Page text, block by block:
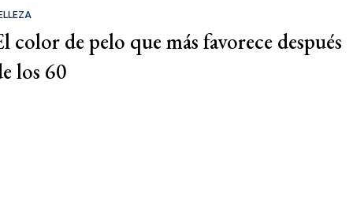
color de pelo que más favorece después
los 60